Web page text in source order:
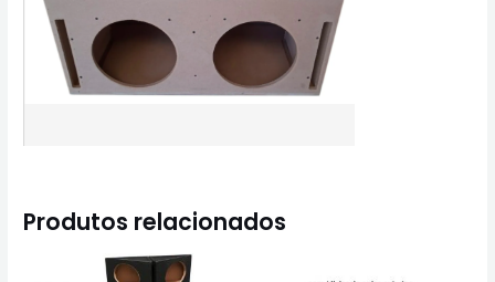
Produtos relacionados